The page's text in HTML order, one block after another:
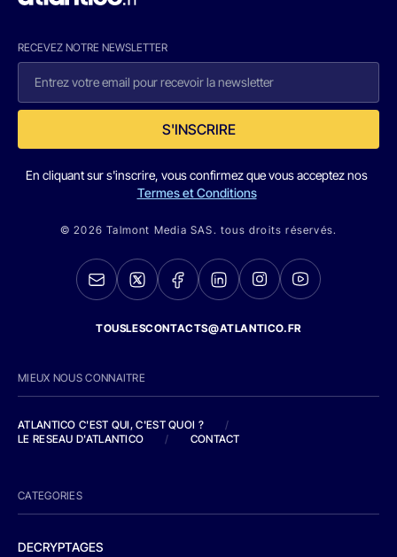
RECEVEZ NOTRE NEWSLETTER
S'INSCRIRE
En cliquant sur s'inscrire, vous confirmez que vous acceptez nos
Termes et Conditions
© 2026 Talmont Media SAS. tous droits réservés.
TOUSLESCONTACTS@ATLANTICO.FR
MIEUX NOUS CONNAITRE
ATLANTICO C'EST QUI, C'EST QUOI ?
/
LE RESEAU D'ATLANTICO
/ CONTACT
CATEGORIES
DECRYPTAGES